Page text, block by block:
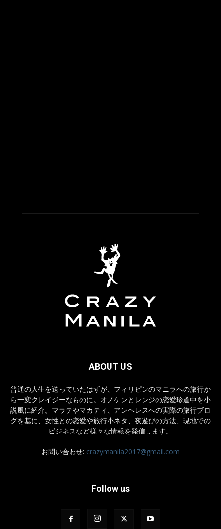
ABOUT US
普通の人生を送っていたはずが、フィリピンのマニラへの旅行か
ら一変クレイジーなものに。オノケンとレンジの恋愛珍道中を小
説風に紹介。マラテやマカティ、アンヘレスへの実際の旅行ブロ
グを基に、女性との恋愛や旅行小ネタ、夜遊びの方法、現地での
ビジネスなど様々な情報を発信します。
お問い合わせ: crazymanila2017@gmail.com
Follow us